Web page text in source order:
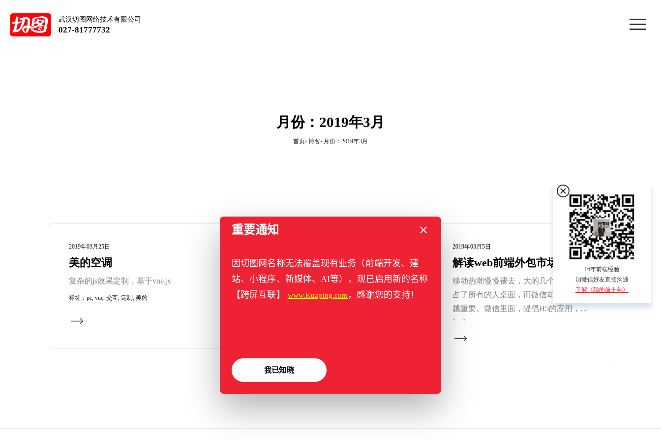
武汉切图网络技术有限公司
027-81777732
月份：2019年3月
首页 博客 月份：2019年3月
2019年03月25日
美的空调
复杂的js效果定制，基于vue.js
标签： pc, vue, 交互, 定制 , 美的
切图网打造web前端切图产业
链
切图网打造web前端切图产业链 切图网
2019年03月5日
解读web前端外包市场大发展
移动热潮慢慢褪去，大的几个app已经霸
占了所有的人桌面，而微信却变得越来
越重要。微信里面，提倡H5的应用，H5
[…]
16年前端经验
加微信好友直接沟通
了解《我的前十年》
重要通知
因切图网名称无法覆盖现有业务（前端开发、建
站、小程序、新媒体、AI等），现已启用新的名称
【跨屏互联】
www.Kuaping.com ，感谢您的支持！
我已知晓